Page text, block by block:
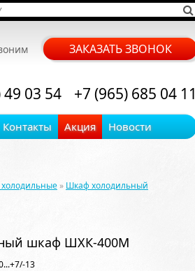
ЗАКАЗАТЬ ЗВОНОК
49 03 54 +7 (965) 685 04 11
Контакты Акция Новости
» Шкаф холодильный
шкаф ШХК-400М
13